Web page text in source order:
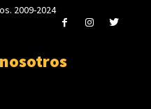
2009-2024